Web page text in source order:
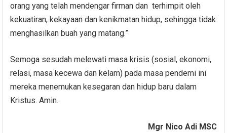
orang yang telah mendengar firman dan terhimpit oleh
kekuatiran, kekayaan dan kenikmatan hidup, sehingga tidak
menghasilkan buah yang matang.”
Semoga sesudah melewati masa krisis (sosial, ekonomi,
relasi, masa kecewa dan kelam) pada masa pendemi ini
mereka menemukan kesegaran dan hidup baru dalam
Kristus. Amin.
Mgr Nico Adi MSC